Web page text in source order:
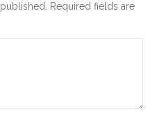
Required fields are